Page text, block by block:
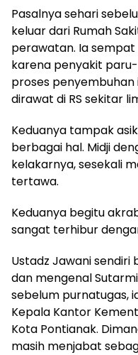
Pasalnya sehari
keluar dari Rumah
perawatan. Ia
karena penyakit
proses penyembuhan
dirawat di RS sekitar
Keduanya tampak
berbagai hal. Midji
kelakarnya, sesekali
tertawa.
Keduanya begitu
sangat terhibur
Ustadz Jawani
dan mengenal
sebelum purnatugas,
Kepala Kantor
Kota Pontianak.
masih menjabat